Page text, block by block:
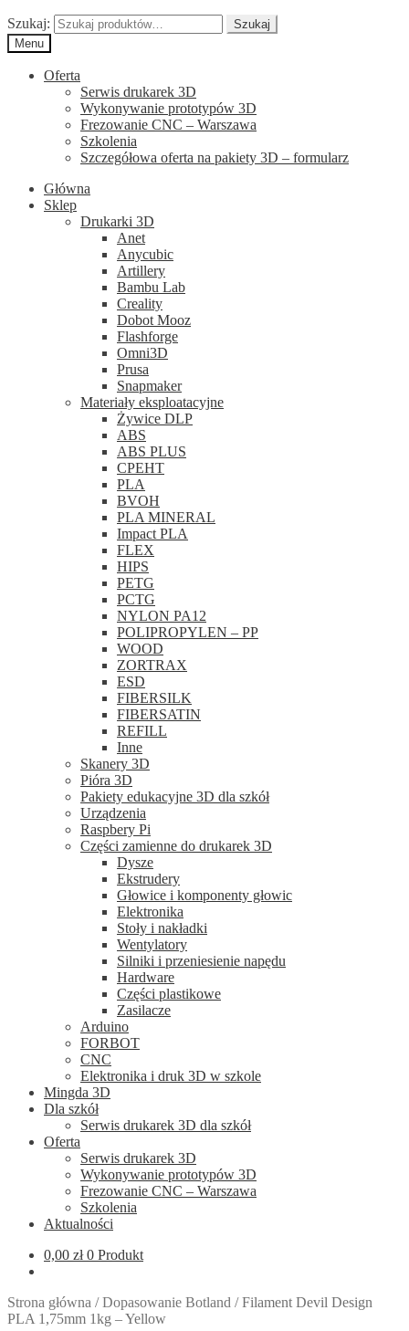
Szukaj:
Szukaj
Menu
Oferta
Serwis drukarek 3D
Wykonywanie prototypów 3D
Frezowanie CNC – Warszawa
Szkolenia
Szczegółowa oferta na pakiety 3D – formularz
Główna
Sklep
Drukarki 3D
Anet
Anycubic
Artillery
Bambu Lab
Creality
Dobot Mooz
Flashforge
Omni3D
Prusa
Snapmaker
Materiały eksploatacyjne
Żywice DLP
ABS
ABS PLUS
CPEHT
PLA
BVOH
PLA MINERAL
Impact PLA
FLEX
HIPS
PETG
PCTG
NYLON PA12
POLIPROPYLEN – PP
WOOD
ZORTRAX
ESD
FIBERSILK
FIBERSATIN
REFILL
Inne
Skanery 3D
Pióra 3D
Pakiety edukacyjne 3D dla szkół
Urządzenia
Raspbery Pi
Części zamienne do drukarek 3D
Dysze
Ekstrudery
Głowice i komponenty głowic
Elektronika
Stoły i nakładki
Wentylatory
Silniki i przeniesienie napędu
Hardware
Części plastikowe
Zasilacze
Arduino
FORBOT
CNC
Elektronika i druk 3D w szkole
Mingda 3D
Dla szkół
Serwis drukarek 3D dla szkół
Oferta
Serwis drukarek 3D
Wykonywanie prototypów 3D
Frezowanie CNC – Warszawa
Szkolenia
Aktualności
0,00 zł 0 Produkt
Strona główna /Dopasowanie Botland /Filament Devil Design
PLA 1,75mm 1kg – Yellow